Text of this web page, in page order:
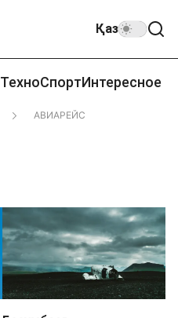
Қаз
ТехноСпортИнтересное
АВИАРЕЙС